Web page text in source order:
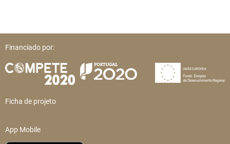
Financiado por:
Ficha de projeto
App Mobile